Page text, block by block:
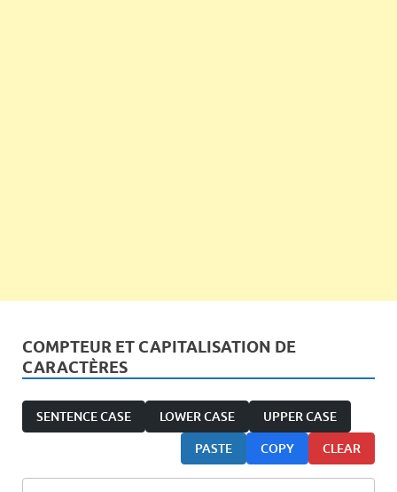
COMPTEUR ET CAPITALISATION DE
CARACTÈRES
SENTENCE CASE LOWER CASE UPPER CASE
PASTE COPY CLEAR